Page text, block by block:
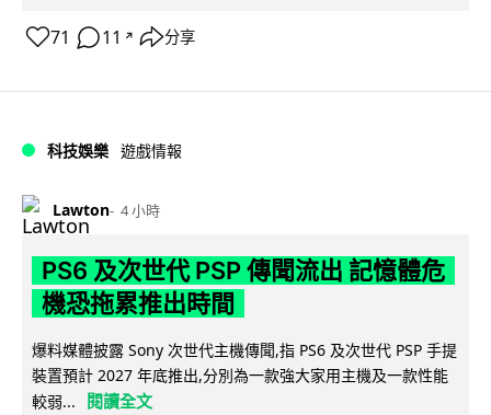
71 11 ↗ 分享
科技娛樂 遊戲情報
Lawton 4 小時
PS6 及次世代 PSP 傳聞流出 記憶體危
機恐拖累推出時間
爆料媒體披露 Sony 次世代主機傳聞,指 PS6 及次世代 PSP 手提
裝置預計 2027 年底推出,分別為一款強大家用主機及一款性能
較弱...
閱讀全文